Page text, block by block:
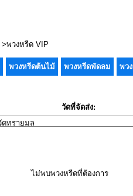
>พวงหรีด VIP
พวงหรีดต้นไม้ พวงหรีดพัดลม พว
วัดที่จัดส่ง:
ไม่พบพวงหรีดที่ต้องการ